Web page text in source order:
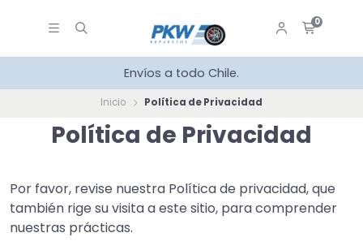
0
Envíos a todo Chile.
Inicio Política de Privacidad
Política de Privacidad
Por favor, revise nuestra Política de privacidad, que
también rige su visita a este sitio, para comprender
nuestras prácticas.